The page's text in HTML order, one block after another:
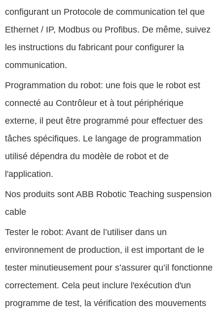
configurant un Protocole de communication tel que
Ethernet / IP, Modbus ou Profibus. De même, suivez
les instructions du fabricant pour configurer la
communication.
Programmation du robot: une fois que le robot est
connecté au Contrôleur et à tout périphérique
externe, il peut être programmé pour effectuer des
tâches spécifiques. Le langage de programmation
utilisé dépendra du modèle de robot et de
l'application.
Nos produits sont ABB Robotic Teaching suspension
cable
Tester le robot: Avant de l’utiliser dans un
environnement de production, il est important de le
tester minutieusement pour s’assurer qu’il fonctionne
correctement. Cela peut inclure l'exécution d'un
programme de test, la vérification des mouvements